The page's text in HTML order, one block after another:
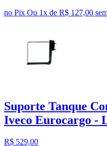
no Pix Ou 1x de R$ 127,00
Suporte Tanque
Iveco Eurocargo -
R$ 529,00